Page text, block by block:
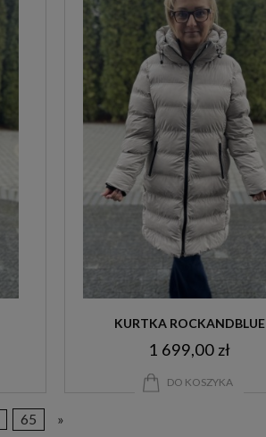
KURTKA ROCKANDBLUE
1 699,00 zł
DO KOSZYKA
65 »